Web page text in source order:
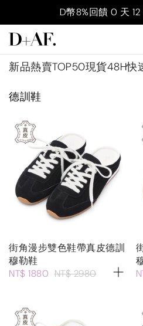
D幣8%回饋 0 天 12
新品熱賣TOP50現貨48H快
德訓鞋
街角漫步雙色鞋帶真皮德訓
穆勒鞋
NT$ 1880 NT$ 2980